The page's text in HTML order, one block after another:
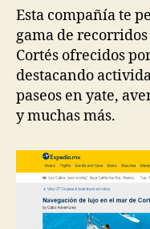
Esta compañía te
gama de
Cortés ofrecidos
destacando
paseos en yate,
y muchas más.